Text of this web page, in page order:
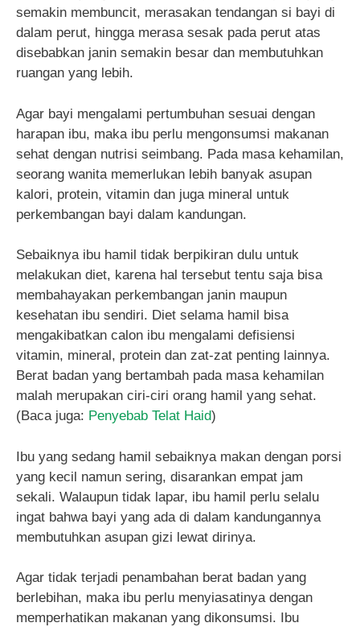
semakin membuncit, merasakan tendangan si bayi di
dalam perut, hingga merasa sesak pada perut atas
disebabkan janin semakin besar dan membutuhkan
ruangan yang lebih.
Agar bayi mengalami pertumbuhan sesuai dengan
harapan ibu, maka ibu perlu mengonsumsi makanan
sehat dengan nutrisi seimbang. Pada masa kehamilan,
seorang wanita memerlukan lebih banyak asupan
kalori, protein, vitamin dan juga mineral untuk
perkembangan bayi dalam kandungan.
Sebaiknya ibu hamil tidak berpikiran dulu untuk
melakukan diet, karena hal tersebut tentu saja bisa
membahayakan perkembangan janin maupun
kesehatan ibu sendiri. Diet selama hamil bisa
mengakibatkan calon ibu mengalami defisiensi
vitamin, mineral, protein dan zat-zat penting lainnya.
Berat badan yang bertambah pada masa kehamilan
malah merupakan ciri-ciri orang hamil yang sehat.
(Baca juga: Penyebab Telat Haid)
Ibu yang sedang hamil sebaiknya makan dengan porsi
yang kecil namun sering, disarankan empat jam
sekali. Walaupun tidak lapar, ibu hamil perlu selalu
ingat bahwa bayi yang ada di dalam kandungannya
membutuhkan asupan gizi lewat dirinya.
Agar tidak terjadi penambahan berat badan yang
berlebihan, maka ibu perlu menyiasatinya dengan
memperhatikan makanan yang dikonsumsi. Ibu